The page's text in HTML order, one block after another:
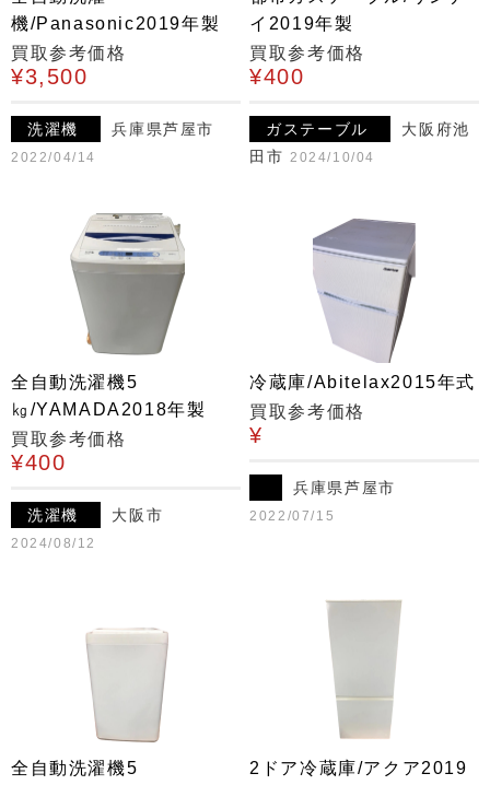
機/Panasonic2019年製
買取参考価格
¥3,500
洗濯機 兵庫県芦屋市
2022/04/14
イ2019年製
買取参考価格
¥400
ガステーブル
大阪府池
田市 2024/10/04
全自動洗濯機5
㎏/YAMADA2018年製
買取参考価格
¥400
洗濯機 大阪市
2024/08/12
冷蔵庫/Abitelax2015年式
買取参考価格
¥
兵庫県芦屋市
2022/07/15
全自動洗濯機5
2ドア冷蔵庫/アクア2019